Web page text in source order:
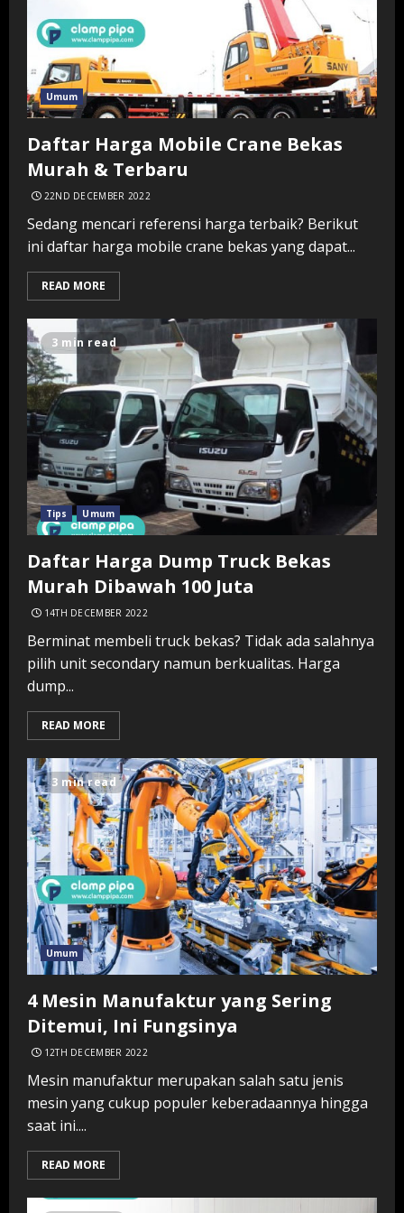
Umum
Daftar Harga Mobile Crane Bekas
Murah & Terbaru
22ND DECEMBER 2022
Sedang mencari referensi harga terbaik? Berikut
ini daftar harga mobile crane bekas yang dapat...
READ MORE
3 min read
Tips Umum
Daftar Harga Dump Truck Bekas
Murah Dibawah 100 Juta
14TH DECEMBER 2022
Berminat membeli truck bekas? Tidak ada salahnya
pilih unit secondary namun berkualitas. Harga
dump...
READ MORE
3 min read
Umum
4 Mesin Manufaktur yang Sering
Ditemui, Ini Fungsinya
12TH DECEMBER 2022
Mesin manufaktur merupakan salah satu jenis
mesin yang cukup populer keberadaannya hingga
saat ini....
READ MORE